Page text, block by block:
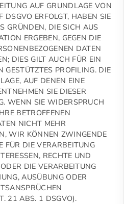
AUF GRUNDLAGE VON
DSGVO ERFOLGT, HABEN SIE
GRÜNDEN, DIE SICH AUS
ERGEBEN, GEGEN DIE
DATEN
DIES GILT AUCH FÜR EIN
GESTÜTZTES PROFILING. DIE
AUF DENEN EINE
SIE DIESER
WENN SIE WIDERSPRUCH
BETROFFENEN
NICHT MEHR
WIR KÖNNEN ZWINGENDE
FÜR DIE VERARBEITUNG
RECHTE UND
DIE VERARBEITUNG
AUSÜBUNG ODER
21 ABS. 1 DSGVO).